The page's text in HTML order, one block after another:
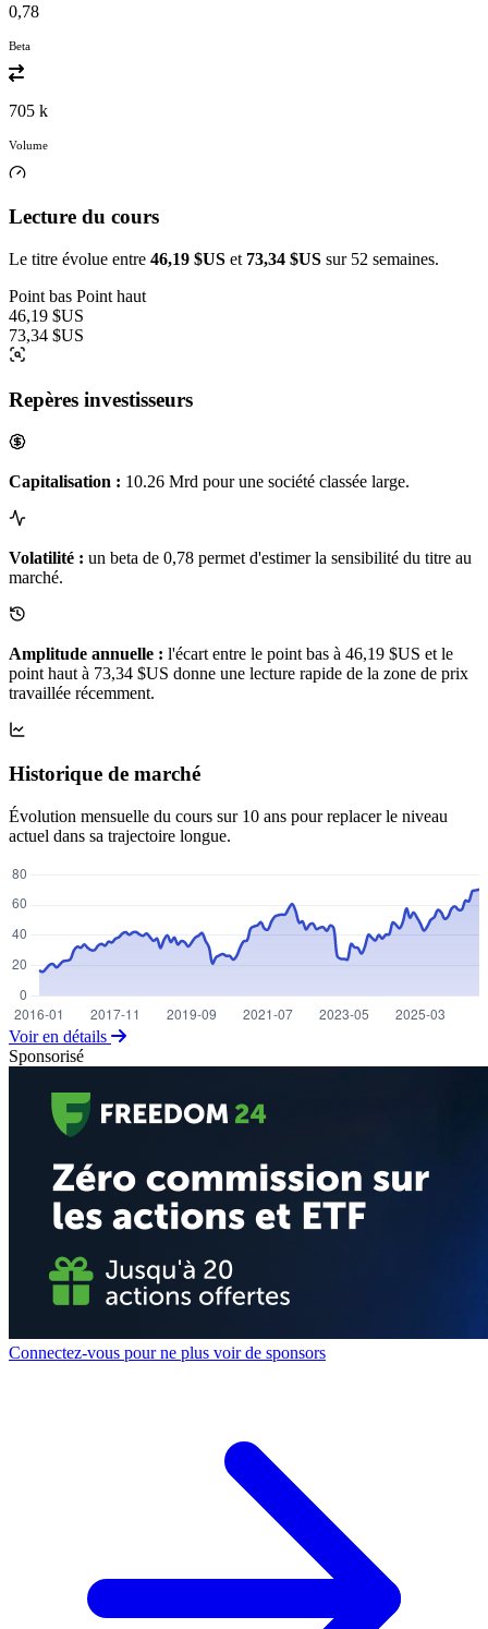
0,78
Beta
705 k
Volume
Lecture du cours
Le titre évolue entre 46,19 $US et 73,34 $US sur 52 semaines.
Point bas Point haut
46,19 $US
73,34 $US
Repères investisseurs
Capitalisation : 10.26 Mrd pour une société classée large.
Volatilité : un beta de 0,78 permet d'estimer la sensibilité du titre au
marché.
Amplitude annuelle : l'écart entre le point bas à 46,19 $US et le
point haut à 73,34 $US donne une lecture rapide de la zone de prix
travaillée récemment.
Historique de marché
Évolution mensuelle du cours sur 10 ans pour replacer le niveau
actuel dans sa trajectoire longue.
Voir en détails
Sponsorisé
Connectez-vous pour ne plus voir de sponsors